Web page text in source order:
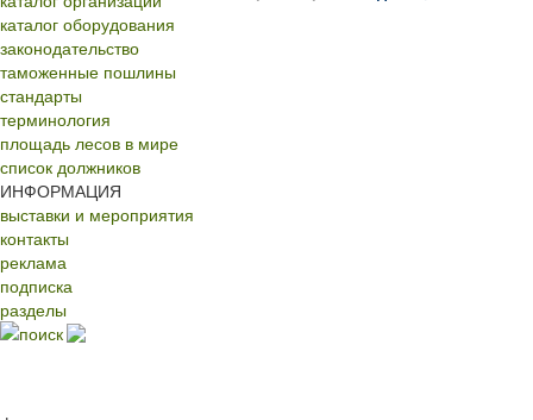
каталог оборудования
законодательство
таможенные пошлины
стандарты
терминология
площадь лесов в мире
список должников
ИНФОРМАЦИЯ
выставки и мероприятия
контакты
реклама
подписка
разделы
поиск